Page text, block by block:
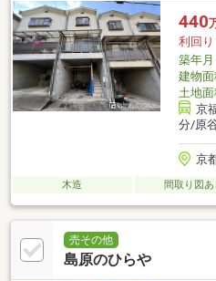
440
利回り
築年月
建物
土地
京
分/原
京
木造 間取り図あ
売その他
島原のひらや